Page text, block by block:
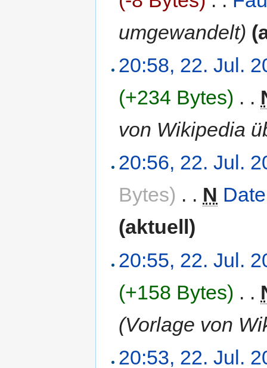
umgewandelt)
20:58, 22. Jul.
(+234 Bytes) . .
von Wikipedia
20:56, 22. Jul.
Bytes) . . N
(aktuell)
20:55, 22. Jul.
(+158 Bytes) . .
(Vorlage von
20:53, 22. Jul.